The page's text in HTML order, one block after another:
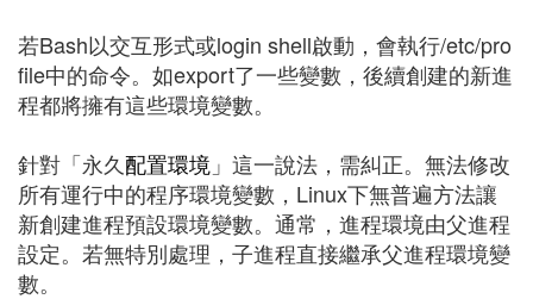
若Bash以交互形式或login shell啟動，會執行/etc/pro
file中的命令。如export了一些變數，後續創建的新進
程都將擁有這些環境變數。
針對「永久配置環境 」這一說法，需糾正。無法修改
所有運行中的程序環境變數，Linux下無普遍方法讓
新創建進程預設環境變數。通常，進程環境由父進程
設定。若無特別處理，子進程直接繼承父進程環境變
數。